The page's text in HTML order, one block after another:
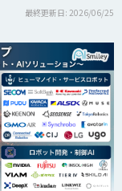
最終更新日: 2026/06/25